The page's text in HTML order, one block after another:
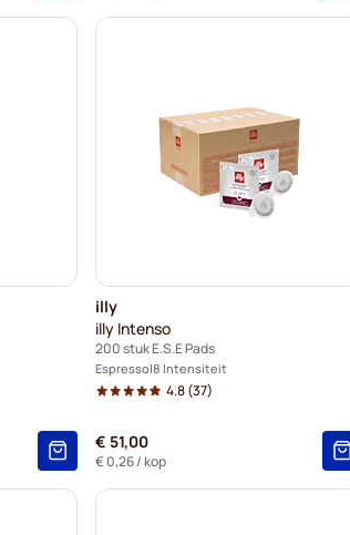
illy
illy Intenso
200 stuk E.S.E Pads
Espresso 8 Intensiteit
4.8(37)
€ 51,00
€ 0,26/ kop